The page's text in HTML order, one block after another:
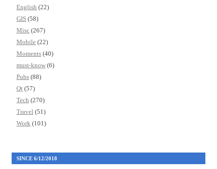
English (22)
GIS (58)
Misc (267)
Mobile (22)
Moments (40)
must-know (6)
Pubs (88)
Qt (57)
Tech (270)
Travel (51)
Work (101)
SINCE 6/12/2018